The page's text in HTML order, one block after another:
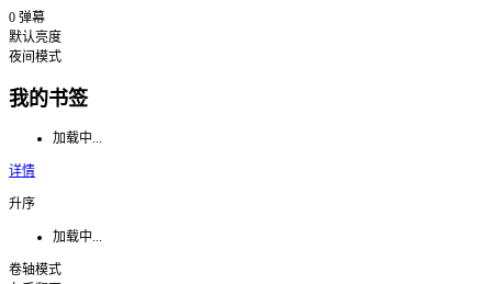
0 弹幕
默认亮度
夜间模式
我的书签
加载中...
详情
升序
加载中...
卷轴模式